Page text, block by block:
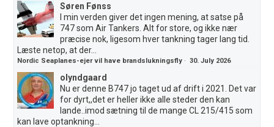
Søren Fønss
I min verden giver det ingen mening, at satse på
747 som Air Tankers. Alt for store, og ikke nær
præcise nok, ligesom hver tankning tager lang tid.
Læste netop, at der...
Nordic Seaplanes-ejer vil have brandslukningsfly ·30. July 2026
olyndgaard
Nu er denne B747 jo taget ud af drift i 2021. Det var
for dyrt,,det er heller ikke alle steder den kan
lande..imod sætning til de mange CL 215/415 som
kan lave optankning...